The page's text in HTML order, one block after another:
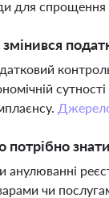
для спрощення
анулюванні
чи